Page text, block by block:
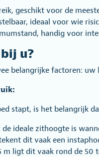
geschikt voor de
ideaal voor wie
handig voor
u?
belangrijke factoren:
stapt, is het belangrijk
ideale zithoogte is
dit vaak een
m ligt dit vaak rond de 50